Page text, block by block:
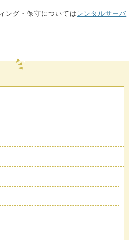
ング・保守については レンタルサーバ